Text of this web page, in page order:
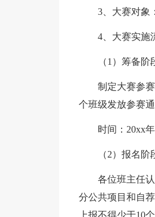
3、大赛对象
4、大赛实施
（1）筹备阶
制定大赛参
个班级发放参赛
时间：20xx
（2）报名阶
各位班主任
分公共项目和自
上报不得少于10